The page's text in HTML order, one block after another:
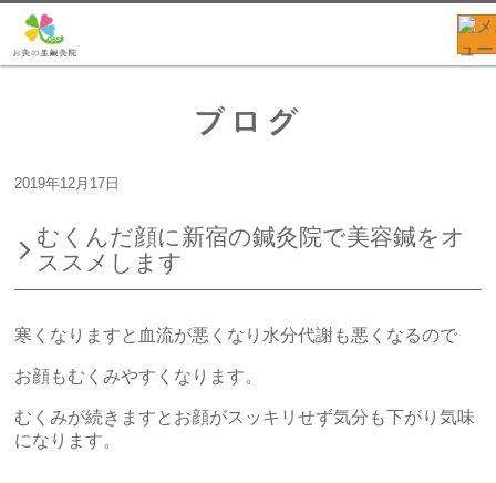
ブログ
2019年12月17日
むくんだ顔に新宿の鍼灸院で美容鍼をオ
ススメします
寒くなりますと血流が悪くなり水分代謝も悪くなるので
お顔もむくみやすくなります。
むくみが続きますとお顔がスッキリせず気分も下がり気味
になります。